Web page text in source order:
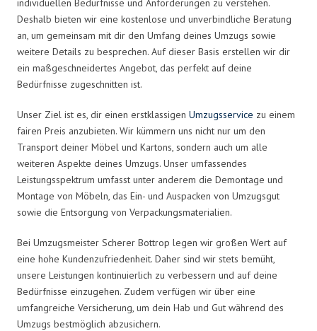
individuellen Bedürfnisse und Anforderungen zu verstehen.
Deshalb bieten wir eine kostenlose und unverbindliche Beratung
an, um gemeinsam mit dir den Umfang deines Umzugs sowie
weitere Details zu besprechen. Auf dieser Basis erstellen wir dir
ein maßgeschneidertes Angebot, das perfekt auf deine
Bedürfnisse zugeschnitten ist.
Unser Ziel ist es, dir einen erstklassigen Umzugsservice zu einem
fairen Preis anzubieten. Wir kümmern uns nicht nur um den
Transport deiner Möbel und Kartons, sondern auch um alle
weiteren Aspekte deines Umzugs. Unser umfassendes
Leistungsspektrum umfasst unter anderem die Demontage und
Montage von Möbeln, das Ein- und Auspacken von Umzugsgut
sowie die Entsorgung von Verpackungsmaterialien.
Bei Umzugsmeister Scherer Bottrop legen wir großen Wert auf
eine hohe Kundenzufriedenheit. Daher sind wir stets bemüht,
unsere Leistungen kontinuierlich zu verbessern und auf deine
Bedürfnisse einzugehen. Zudem verfügen wir über eine
umfangreiche Versicherung, um dein Hab und Gut während des
Umzugs bestmöglich abzusichern.